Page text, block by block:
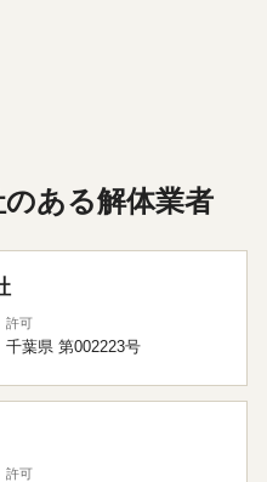
ある解体業者
許可
千葉県 第002223号
許可